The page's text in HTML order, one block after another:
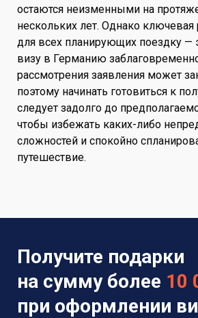
остаются неизменными на
нескольких лет. Однако
для всех планирующих поездку —
визу в Германию
рассмотрения заявления может
поэтому начинать готовиться к
следует задолго до
чтобы избежать каких-либо
сложностей и спокойно
путешествие.
Получите подарки
на сумму более 10
при оформлении